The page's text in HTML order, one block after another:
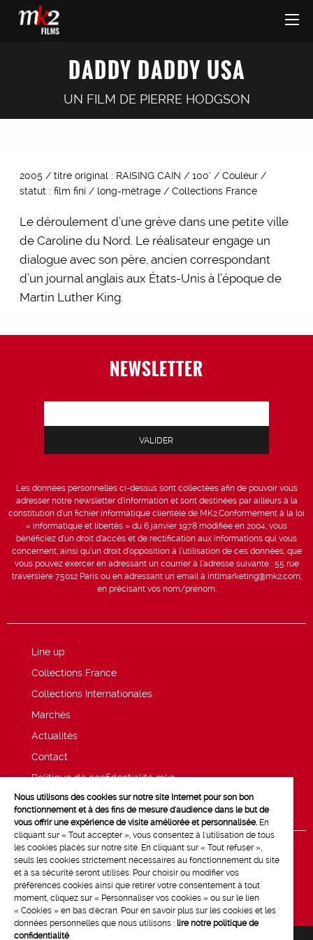
DADDY DADDY USA
UN FILM DE PIERRE HODGSON
2005 / titre original : RAISING CAIN / 100’ / Couleur /
statut : film fini / long-métrage / Collections France
Le déroulement d’une grève dans une petite ville
de Caroline du Nord. Le réalisateur engage un
dialogue avec son père, ancien correspondant
d’un journal anglais aux États-Unis à l’époque de
Martin Luther King.
NEWSLETTER
Les données personnelles ci-dessus sont collectées afin de pouvoir vous
adresser notre newsletter d’information et sont destinées par ailleurs à la
constitution d’un fichier informatique clientèle de MK2.Conformément à la loi
« informatique et libertés » du 6 janvier 1978 modifiée en 2004, vous
bénéficiez d’un droit d’accès et de rectification aux informations qui vous
concernent, ainsi qu’un droit d’opposition à l’utilisation de ces données, que
vous pouvez exercer en adressant un courrier à l’adresse suivante : 55 rue
traversière 75012 Paris ou en adressant un email à intlmarketing@mk2.com,
en précisant vos nom/prénom.
Line up
Collections France
Collections Internationales
Marchés
Actualités
Contact
Politique de confidentialité mk2
Mentions légales
Nous utilisons des cookies sur notre site Internet pour son bon
fonctionnement et à des fins de mesure d'audience dans le but de
vous offrir une expérience de visite améliorée et personnalisée. En
cliquant sur « Tout accepter », vous consentez à l'utilisation de tous
les cookies placés sur notre site. En cliquant sur « Tout refuser »,
seuls les cookies strictement nécessaires au fonctionnement du site
et à sa sécurité seront utilisés. Pour choisir ou modifier vos
préférences cookies ainsi que retirer votre consentement à tout
moment, cliquez sur « Personnaliser vos cookies » ou sur le lien
« Cookies » en bas d'écran. Pour en savoir plus sur les cookies et les
données personnelles que nous utilisons : lire notre politique de
confidentialité